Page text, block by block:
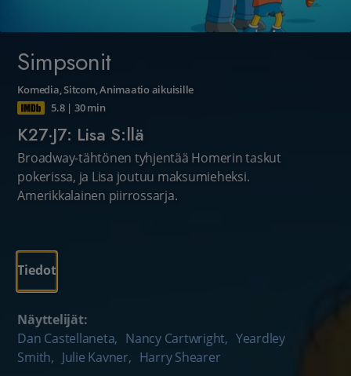
Simpsonit
Komedia,Sitcom,Animaatio aikuisille
5.8| 30 min
K27·J7: Lisa S:llä
Broadway-tähtönen tyhjentää Homerin taskut
pokerissa, ja Lisa joutuu maksumieheksi.
Amerikkalainen piirrossarja.
Tiedot
Näyttelijät:
Dan Castellaneta, Nancy Cartwright, Yeardley
Smith, Julie Kavner, Harry Shearer